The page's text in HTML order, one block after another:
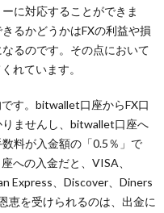
に対応することができま
るかどうかはFXの利益や損
るのです。その点において
れています。
す。bitwallet口座からFX口
ませんし、bitwallet口座へ
料が入金額の「0.5％」で
への入金だと、VISA、
Express、Discover、Diners
恵を受けられるのは、出金に